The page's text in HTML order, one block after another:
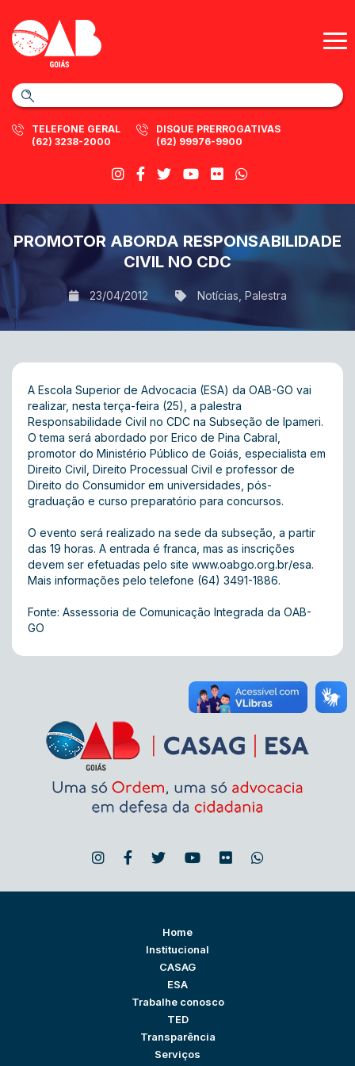
TELEFONE GERAL
(62) 3238-2000
DISQUE PRERROGATIVAS
(62) 99976-9900
PROMOTOR ABORDA RESPONSABILIDADE
CIVIL NO CDC
23/04/2012 Notícias Palestra
A Escola Superior de Advocacia (ESA) da OAB-GO vai
realizar, nesta terça-feira (25), a palestra
Responsabilidade Civil no CDC na Subseção de Ipameri.
O tema será abordado por Erico de Pina Cabral,
promotor do Ministério Público de Goiás, especialista em
Direito Civil, Direito Processual Civil e professor de
Direito do Consumidor em universidades, pós-
graduação e curso preparatório para concursos.
O evento será realizado na sede da subseção, a partir
das 19 horas. A entrada é franca, mas as inscrições
devem ser efetuadas pelo site www.oabgo.org.br/esa.
Mais informações pelo telefone (64) 3491-1886.
Fonte: Assessoria de Comunicação Integrada da OAB-
GO
Home
Institucional
CASAG
ESA
Trabalhe conosco
TED
Transparência
Serviços